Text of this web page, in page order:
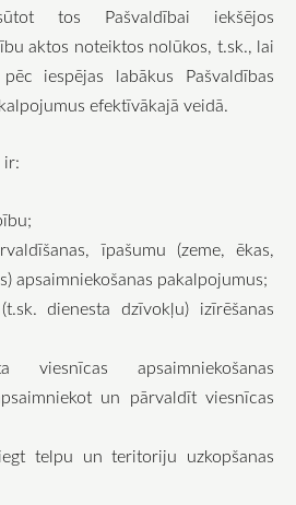
tos Pašvaldībai iekšējos
aktos noteiktos nolūkos, t.sk., lai
iespējas labākus Pašvaldības
efektīvākajā veidā.
ir:
īpašumu (zeme, ēkas,
apsaimniekošanas pakalpojumus;
dienesta dzīvokļu) izīrēšanas
viesnīcas apsaimniekošanas
un pārvaldīt viesnīcas
telpu un teritoriju uzkopšanas